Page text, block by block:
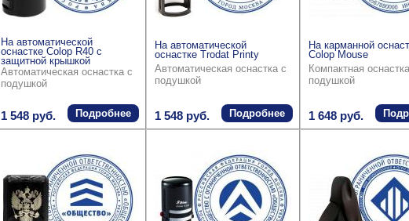
На автоматической
оснастке Colop R40 с
защитной крышкой
Автоматическая оснастка с
подушкой
1 548 руб. Подробнее
На автоматической
оснастке Trodat Printy
Автоматическая оснастка с
подушкой
1 548 руб. Подробнее
На карманной
Colop Mouse
Компактная
подушкой
1 648 руб.